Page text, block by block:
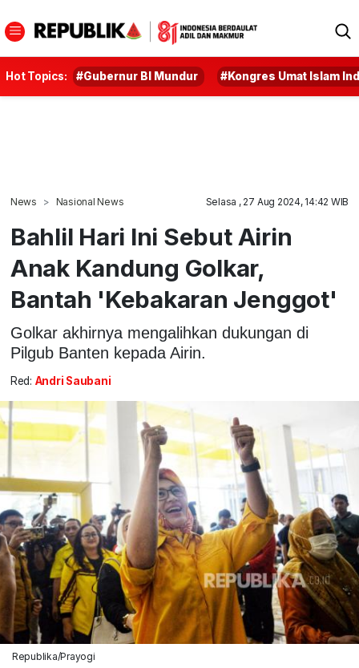
Hot Topics: #Gubernur BI Mundur #Kongres Umat Islam
News Nasional News Selasa , 27 Aug 2024, 14:42 WIB
Bahlil Hari Ini Sebut Airin
Anak Kandung Golkar,
Bantah 'Kebakaran Jenggot'
Golkar akhirnya mengalihkan dukungan di
Pilgub Banten kepada Airin.
Red: Andri Saubani
Republika/Prayogi